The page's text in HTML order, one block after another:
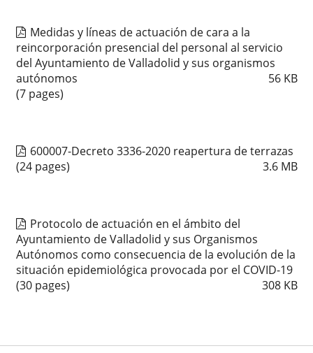
Medidas y líneas de actuación de cara a la
reincorporación presencial del personal al servicio
del Ayuntamiento de Valladolid y sus organismos
autónomos
56 KB
(7 pages)
600007-Decreto 3336-2020 reapertura de terrazas
3.6 MB
(24 pages)
Protocolo de actuación en el ámbito del
Ayuntamiento de Valladolid y sus Organismos
Autónomos como consecuencia de la evolución de la
situación epidemiológica provocada por el COVID-19
308 KB
(30 pages)